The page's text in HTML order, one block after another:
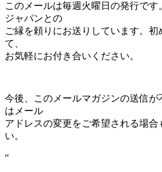
このメールは毎週火曜日の発行です
ジャパンとの
ご縁を頼りにお送りしています。
て、
お気軽にお付き合いください。
今後、このメールマガジンの送信
はメール
アドレスの変更をご希望される場合
い。
“